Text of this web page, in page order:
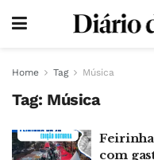
Home Tag Música
Tag: Música
com